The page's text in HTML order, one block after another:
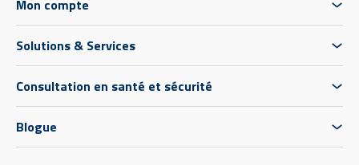
Mon compte
Solutions & Services
Consultation en santé et sécurité
Blogue